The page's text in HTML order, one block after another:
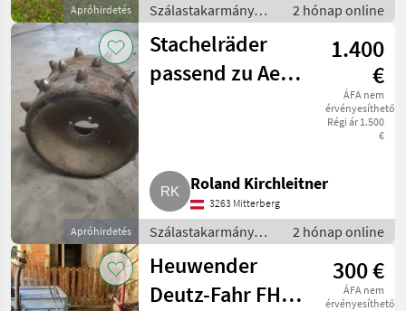
Apróhirdetés
Szálastakarmány
betakarítók / Hegyi
gépesítés
2 hónap online
Apróhirdetés
Stachelräder
passend zu Aebi
1.400
€
ÁFA nem
érvényesíthető
Régi ár 1.500
€
Roland Kirchleitner
3263 Mitterberg
Szálastakarmány
betakarítók / Hegyi
gépesítés
2 hónap online
Heuwender
Deutz-Fahr FH
300 €
ÁFA nem
érvényesíthető